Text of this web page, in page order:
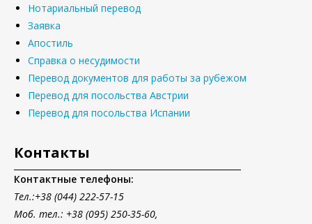
Нотариальный перевод
Заявка
Апостиль
Справка о несудимости
Перевод документов для работы за рубежом
Перевод для посольства Австрии
Перевод для посольства Испании
Контакты
Контактные телефоны:
Тел.:+38 (044) 222-57-15
Моб. тел.: +38 (095) 250-35-60,